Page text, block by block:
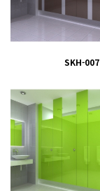
SKH-007